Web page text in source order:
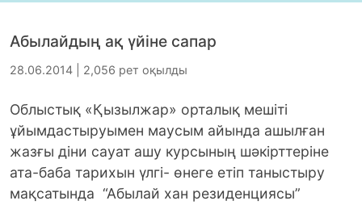
Абылайдың ақ үйіне сапар
28.06.2014 | 2,056 рет оқылды
Облыстық «Қызылжар» орталық мешіті
ұйымдастыруымен маусым айында ашылған
жазғы діни сауат ашу курсының шәкірттеріне
ата-баба тарихын үлгі- өнеге етіп таныстыру
мақсатында “Абылай хан резиденциясы”